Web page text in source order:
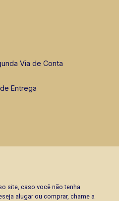
Via de Conta
Entrega
site, caso você não tenha
alugar ou comprar, chame a